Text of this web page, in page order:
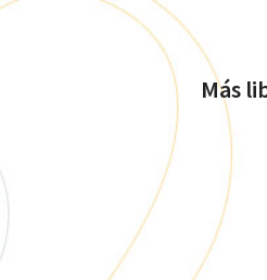
Más